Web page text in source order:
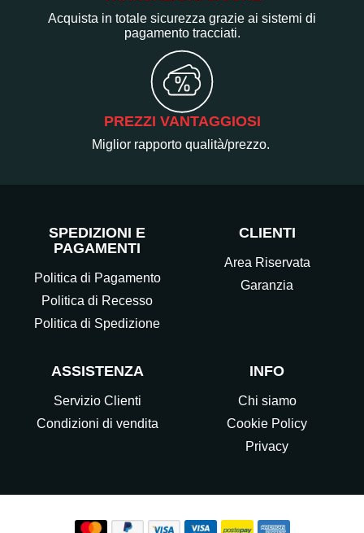
Acquista in totale sicurezza grazie ai sistemi di
pagamento tracciati.
PREZZI VANTAGGIOSI
Miglior rapporto qualità/prezzo.
SPEDIZIONI E
PAGAMENTI
Politica di Pagamento
Politica di Recesso
Politica di Spedizione
CLIENTI
Area Riservata
Garanzia
ASSISTENZA
Servizio Clienti
Condizioni di vendita
INFO
Chi siamo
Cookie Policy
Privacy